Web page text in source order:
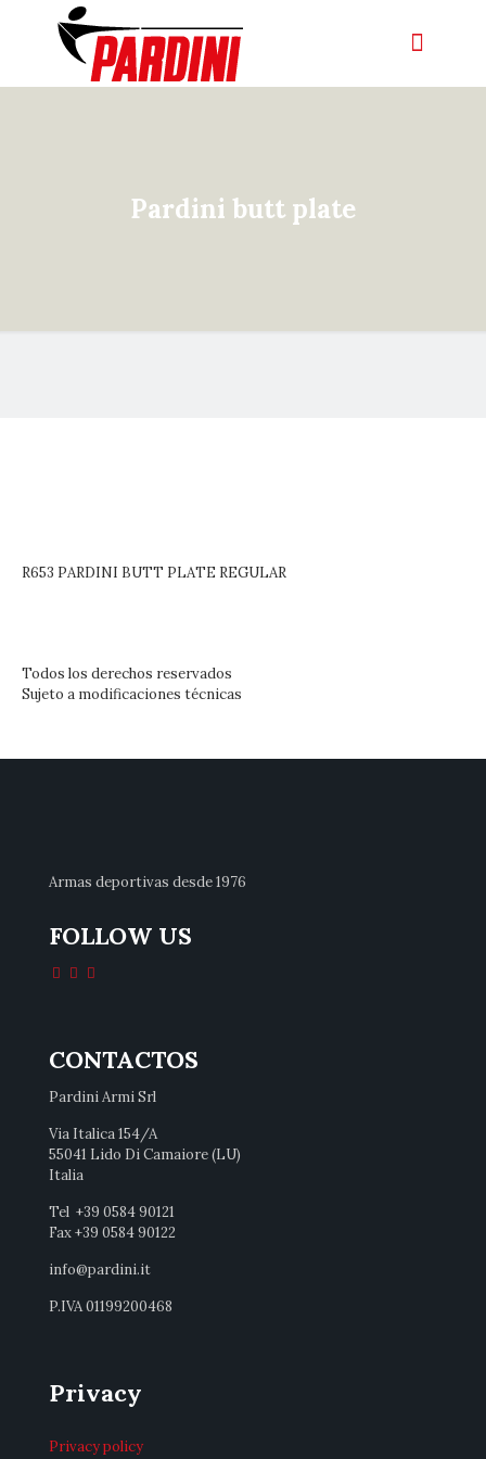
Pardini butt plate
R653 PARDINI BUTT PLATE REGULAR
Todos los derechos reservados
Sujeto a modificaciones técnicas
Armas deportivas desde 1976
FOLLOW US
CONTACTOS
Pardini Armi Srl
Via Italica 154/A
55041 Lido Di Camaiore (LU)
Italia
Tel +39 0584 90121
Fax +39 0584 90122
info@pardini.it
P.IVA 01199200468
Privacy
Privacy policy